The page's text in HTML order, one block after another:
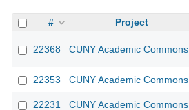
# Project
22368 CUNY Academic Commons
22353 CUNY Academic Commons
22231 CUNY Academic Commons